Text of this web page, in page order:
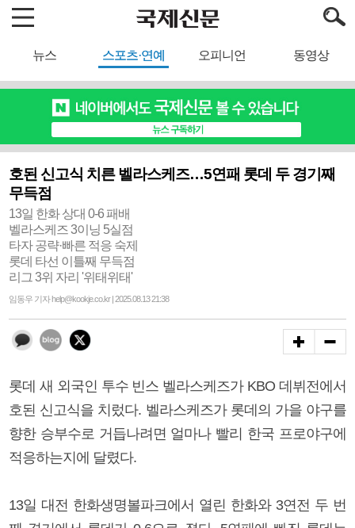
뉴스 스포츠·연예 오피니언 동영상
호된 신고식 치른 벨라스케즈…5연패 롯데 두 경기째
무득점
13일 한화 상대 0-6 패배
벨라스케즈 3이닝 5실점
타자 공략·빠른 적응 숙제
롯데 타선 이틀째 무득점
리그 3위 자리 '위태위태'
임동우 기자 help@kookje.co.kr | 2025.08.13 21:38
롯데 새 외국인 투수 빈스 벨라스케즈가 KBO 데뷔전에서
호된 신고식을 치렀다. 벨라스케즈가 롯데의 가을 야구를
향한 승부수로 거듭나려면 얼마나 빨리 한국 프로야구에
적응하는지에 달렸다.
13일 대전 한화생명볼파크에서 열린 한화와 3연전 두 번